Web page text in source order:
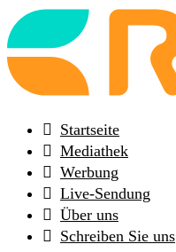
Back
to
frontpage
Startseite
Mediathek
Werbung
Live-Sendung
Über uns
Schreiben Sie uns